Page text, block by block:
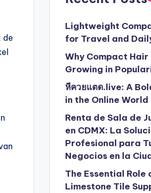
de
Lightweight
for Travel and
Why Compact Hair
Growing in
หีควยแตด.live: A
in the Online World
Renta de Sala de
en CDMX: La
Profesional para
Negocios en la
The Essential Role
Limestone Tile